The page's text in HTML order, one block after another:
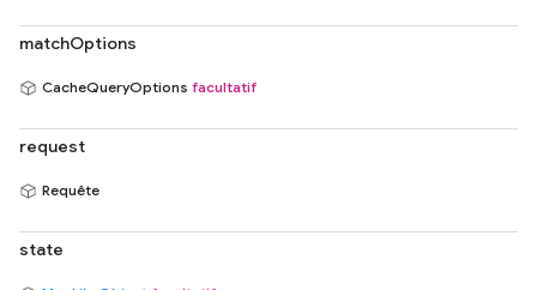
matchOptions
CacheQueryOptions facultatif
request
Requête
state